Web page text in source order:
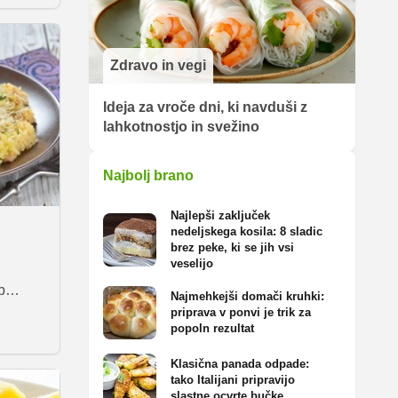
še
Zdravo in vegi
Ideja za vroče dni, ki navduši z
lahkotnostjo in svežino
Najbolj brano
Najlepši zaključek
nedeljskega kosila: 8 sladic
brez peke, ki se jih vsi
veselijo
Najmehkejši domači kruhki:
priprava v ponvi je trik za
popoln rezultat
Klasična panada odpade:
tako Italijani pripravijo